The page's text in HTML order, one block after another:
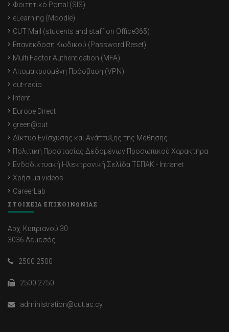
Φοιτητικό Portal (SIS)
eLearning (Moodle)
CUT Mail (students and staff on Office365)
Επανέκδοση Κωδικού (Password Reset)
Multi Factor Authentication (MFA)
Απομακρυσμένη Πρόσβαση (VPN)
cut-radio
Intent
Europe Direct
green@cut
Δίκτυο Ενίσχυσης και Ανάπτυξης της Μάθησης
Πολιτική Προστασίας Δεδομένων Προσωπικού Χαρακτήρα
Ενδοδικτυακή Ηλεκτρονική Σελίδα ΤΕΠΑΚ - Intranet
Χρήσιμα videos
CareerLab
ΣΤΟΙΧΕΙΑ ΕΠΙΚΟΙΝΩΝΙΑΣ
Αρχ. Κυπριανού 30
3036 Λεμεσός
2500 2500
2500 2750
administration@cut.ac.cy